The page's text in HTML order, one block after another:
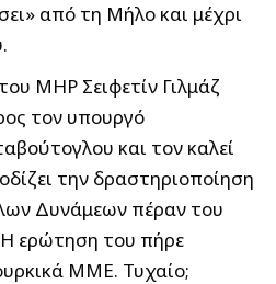
από τη Μήλο και μέχρι
MHP Σειφετίν Γιλμάζ
τον υπουργό
και τον καλεί
την δραστηριοποίηση
Δυνάμεων πέραν του
ερώτηση του πήρε
ΜΜΕ. Τυχαίο;